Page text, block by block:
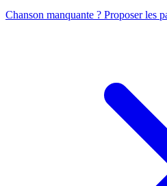
Chanson manquante ? Proposer les